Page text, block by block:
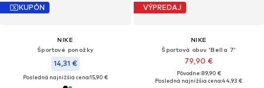
KUPÓN
NIKE
Športové ponožky
14,31 €
Posledná najnižšia cena:15,90 €
VÝPREDAJ
NIKE
Športová obuv 'Bella 7'
79,90 €
Pôvodne: 89,90 €
Posledná najnižšia cena:44,93 €